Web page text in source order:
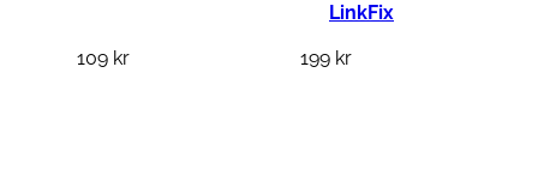
109 kr
LinkFix
199 kr